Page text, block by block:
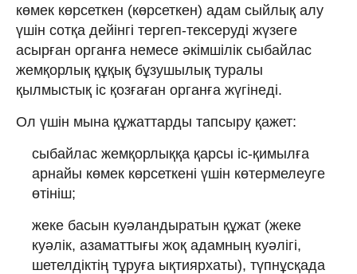
көмек көрсеткен (көрсеткен) адам сыйлық алу
үшін сотқа дейінгі тергеп-тексеруді жүзеге
асырған органға немесе әкімшілік сыбайлас
жемқорлық құқық бұзушылық туралы
қылмыстық іс қозғаған органға жүгінеді.
Ол үшін мына құжаттарды тапсыру қажет:
сыбайлас жемқорлыққа қарсы іс-қимылға
арнайы көмек көрсеткені үшін көтермелеуге
өтініш;
жеке басын куәландыратын құжат (жеке
куәлік, азаматтығы жоқ адамның куәлігі,
шетелдіктің тұруға ықтиярхаты), түпнұсқада